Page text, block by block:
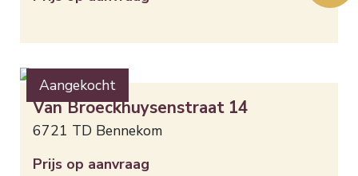
Aangekocht
Van Broeckhuysenstraat 14
6721 TD Bennekom
Prijs op aanvraag